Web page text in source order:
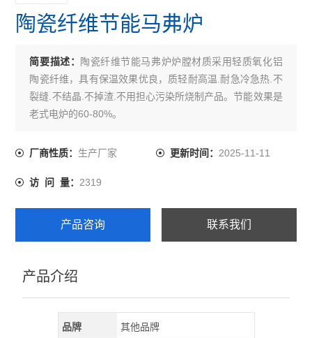
陶瓷纤维节能马弗炉
简要描述：
陶瓷纤维节能马弗炉炉膛材质采用轻质氧化铝
陶瓷纤维，具有保温效果优良，质轻耐高温.耐急冷急热.不
裂缝.不结晶.不掉渣.不用担心污染所烧制产品。节能效果是
老式电炉的60-80%。
自动升温.自动降温.无需值守.
厂商性质： 生产厂家 更新时间： 2025-11-11
访 问 量：2319
产品咨询 联系我们
产品介绍
品牌 其他品牌